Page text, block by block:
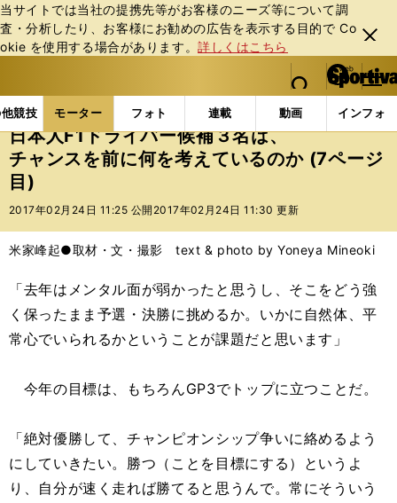
当サイトでは当社の提携先等がお客様のニーズ等について調
査・分析したり、お客様にお勧めの広告を表⽰する⽬的で Co
okie を使⽤する場合があります。詳しくはこちら
閉じ
る
web Sportiva (webスポルティーバ)
検索
マイペ
ー
ジ
メニュ
競技 モーター フォト 連載 動画 インフォ
b
ス
ポ
ル
テ
ー
バ
モーターの記事一覧 モーター F1 日本人F1ドラ
日本人F1ドライバー候補３名は、
チャンスを前に何を考えているのか (7ページ
目)
2017年02月24日 11:25 公開 2017年02月24日 11:30 更新
米家峰起●取材・文・撮影 text & photo by Yoneya Mineoki
「去年はメンタル面が弱かったと思うし、そこをどう強
く保ったまま予選・決勝に挑めるか。いかに自然体、平
常心でいられるかということが課題だと思います」
今年の目標は、もちろんGP3でトップに立つことだ。
「絶対優勝して、チャンピオンシップ争いに絡めるよう
にしていきたい。勝つ（ことを目標にする）というよ
り、自分が速く走れば勝てると思うんで。常にそういう